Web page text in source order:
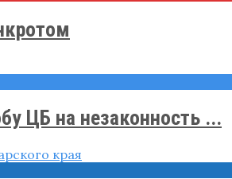
ЦБ на незаконность ...